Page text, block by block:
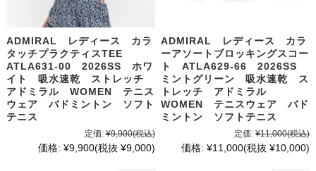
ADMIRAL レディース カラ
タッチプラクティスTEE
ATLA631-00 2026SS ホワ
イト 吸水速乾 ストレッチ
アドミラル WOMEN テニス
ウェア バドミントン ソフト
テニス
定価: ¥9,900(税込)
価格: ¥9,900(税抜 ¥9,000)
ADMIRAL レディース カラ
ーアソートブロッキングスコー
ト ATLA629-66 2026SS
ミントグリーン 吸水速乾 ス
トレッチ アドミラル
WOMEN テニスウェア バド
ミントン ソフトテニス
定価: ¥11,000(税込)
価格: ¥11,000(税抜 ¥10,000)